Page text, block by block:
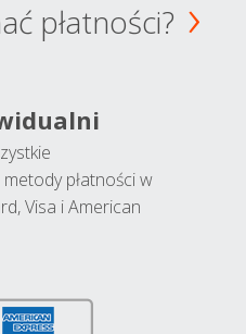
płatności?
płatności w
Visa i American